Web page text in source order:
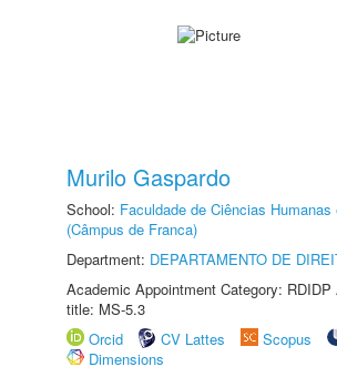
Murilo Gaspardo
School: Faculdade de Ciências
(Câmpus de Franca)
Department: DEPARTAMENTO DE
Academic Appointment Category: RDIDP
title: MS-5.3
Orcid
CV Lattes Scopus
Dimensions